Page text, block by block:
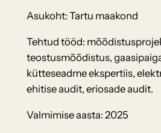
Asukoht: Tartu maakond
Tehtud tööd:
teostusmõõdistus,
kütteseadme ekspertiis,
ehitise audit, eriosade audit.
Valmimise aasta: 2025